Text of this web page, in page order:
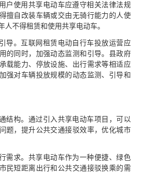
户使用共享电动车应遵守相关法律法规
擅自改装车辆或交由无骑行能力的人使
人不得租赁和使用共享电动车。
导。互联网租赁电动自行车投放运营应
的同时，加强动态监测和引导。县政府
载能力、停放设施、出行需求等相适应
强对车辆投放规模的动态监测、引导和
结构。通过引入共享电动车项目，可以
题，提升公共交通接驳效率，优化城市
需求。共享电动车作为一种便捷、绿色
民短距离出行和公共交通接驳换乘的需